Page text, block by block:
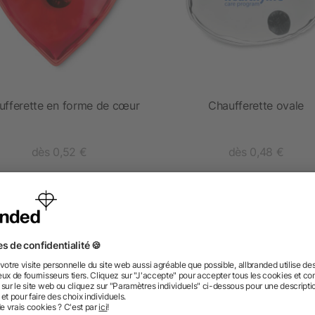
en forme de cœur
dès 0,52 €
Chaufferette ovale
dès 0,48 €
questions ? Nous avons les
ressembler les données d’impression ? allbranded